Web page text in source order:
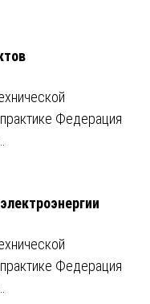
Федерация
Федерация